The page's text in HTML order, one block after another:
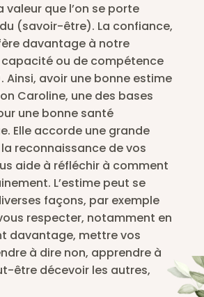
valeur que l’on se porte
(savoir-être). La confiance,
davantage à notre
ou de compétence
avoir une bonne estime
Caroline, une des bases
une bonne santé
Elle accorde une grande
reconnaissance de vos
aide à réfléchir à comment
L’estime peut se
façons, par exemple
respecter, notamment en
davantage, mettre vos
à dire non, apprendre à
être décevoir les autres,